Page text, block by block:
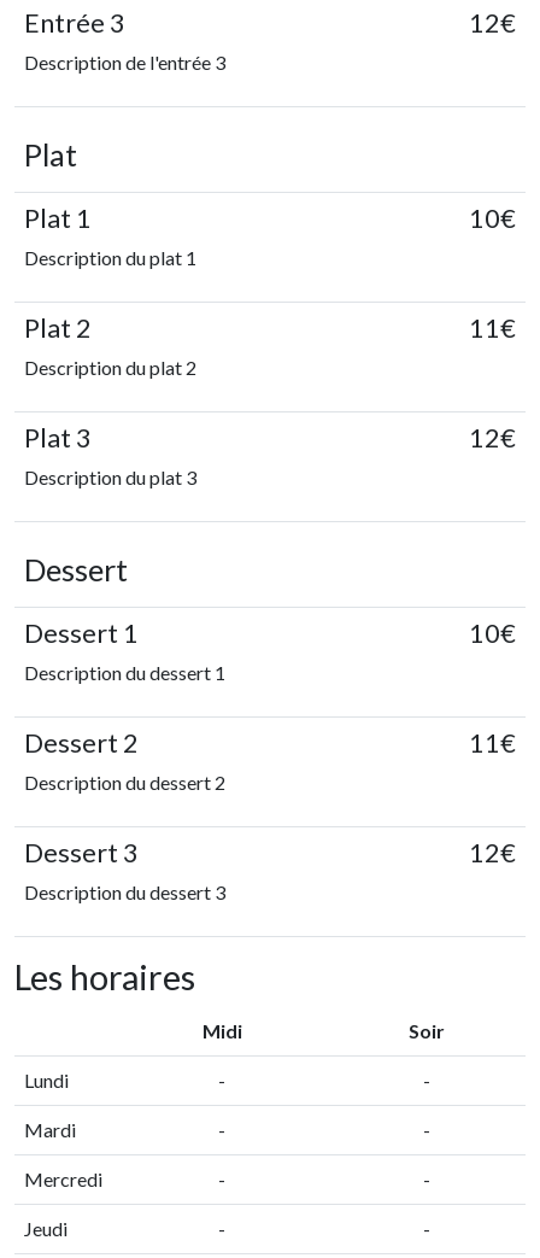
Entrée 3
Description de l'entrée 3
12€
Plat
Plat 1
Description du plat 1
10€
Plat 2
Description du plat 2
11€
Plat 3
Description du plat 3
12€
Dessert
Dessert 1
Description du dessert 1
10€
Dessert 2
Description du dessert 2
11€
Dessert 3
Description du dessert 3
12€
Les horaires
Midi Soir
Lundi - -
Mardi - -
Mercredi - -
Jeudi - -